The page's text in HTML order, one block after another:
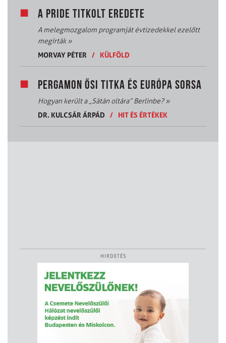
A PRIDE TITKOLT EREDETE
A melegmozgalom programját évtizedekkel ezelőtt
megírták»
MORVAY PÉTER
/ KÜLFÖLD
PERGAMON ŐSI TITKA ÉS EURÓPA SORSA
Hogyan került a „Sátán oltára” Berlinbe?»
DR. KULCSÁR ÁRPÁD
/ HIT ÉS ÉRTÉKEK
HIRDETÉS